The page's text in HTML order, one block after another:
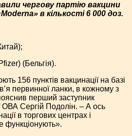
чергову партію вакцини
в кількості 6 000 доз.
(Бельгія).
156 пунктів вакцинації на базі
первинної ланки, в кожному з
перший заступник
ОВА Сергій Подолін. – А ось
в торгових центрах і
функціонують».